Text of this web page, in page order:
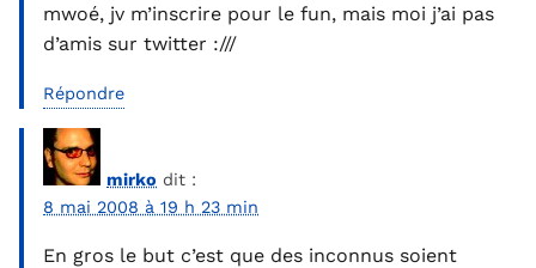
mwoé, jv m’inscrire pour le fun, mais moi j’ai pas
d’amis sur twitter :///
Répondre
mirko dit :
8 mai 2008 à 19 h 23 min
En gros le but c’est que des inconnus soient